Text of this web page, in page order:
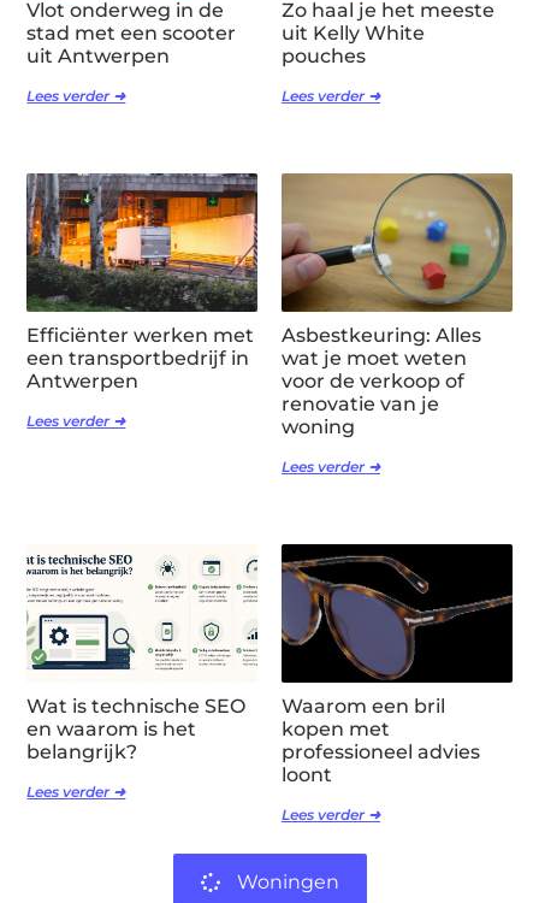
Vlot onderweg in de
stad met een scooter
uit Antwerpen
Lees verder ➜
Zo haal je het meeste
uit Kelly White
pouches
Lees verder ➜
Efficiënter werken met
een transportbedrijf in
Antwerpen
Lees verder ➜
Asbestkeuring: Alles
wat je moet weten
voor de verkoop of
renovatie van je
woning
Lees verder ➜
Wat is technische SEO
en waarom is het
belangrijk?
Lees verder ➜
Waarom een bril
kopen met
professioneel advies
loont
Lees verder ➜
Woningen